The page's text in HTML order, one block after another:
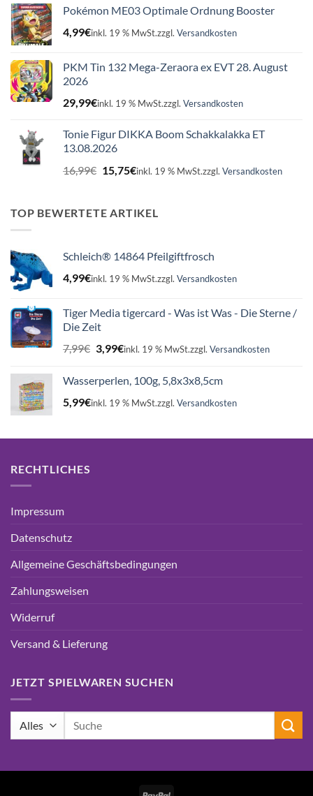
Pokémon ME03 Optimale Ordnung Booster
4,99€inkl. 19 % MwSt.zzgl. Versandkosten
PKM Tin 132 Mega-Zeraora ex EVT 28. August
2026
29,99€inkl. 19 % MwSt.zzgl. Versandkosten
Tonie Figur DIKKA Boom Schakkalakka ET
13.08.2026
16,99€ Ursprünglicher
Preis
16,99€
15,75€Aktueller
15,75€.
inkl. 19 % MwSt.zzgl. Versandkosten
TOP BEWERTETE ARTIKEL
Schleich® 14864 Pfeilgiftfrosch
4,99€inkl. 19 % MwSt.zzgl. Versandkosten
Tiger Media tigercard - Was ist Was - Die Sterne /
Die Zeit
7,99€ Ursprünglicher
Preis
7,99€
3,99€Aktueller
3,99€.
inkl. 19 % MwSt.zzgl. Versandkosten
Wasserperlen, 100g, 5,8x3x8,5cm
5,99€inkl. 19 % MwSt.zzgl. Versandkosten
RECHTLICHES
Impressum
Datenschutz
Allgemeine Geschäftsbedingungen
Zahlungsweisen
Widerruf
Versand & Lieferung
JETZT SPIELWAREN SUCHEN